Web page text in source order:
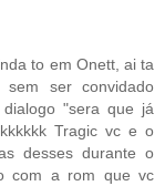
to em Onett, ai ta
ser convidado
"sera que já
Tragic vc e o
desses durante o
com a rom que vc